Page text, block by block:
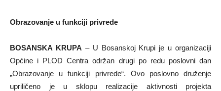
Obrazovanje u funkciji privrede
BOSANSKA KRUPA – U Bosanskoj Krupi je u organizaciji
Općine i PLOD Centra održan drugi po redu poslovni dan
„Obrazovanje u funkciji privrede“. Ovo poslovno druženje
upriličeno je u sklopu realizacije aktivnosti projekta